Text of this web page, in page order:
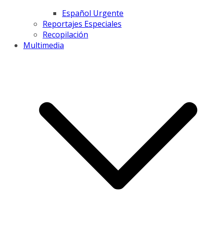
Español Urgente
Reportajes Especiales
Recopilación
Multimedia